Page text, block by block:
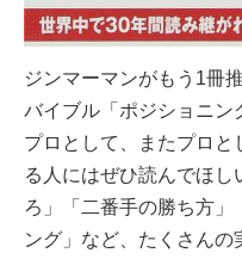
ジンマーマンがもう1冊
バイブル「ポジショニン
プロとして、またプロと
る人にはぜひ読んでほし
ろ」「二番手の勝ち方」
ング」など、たくさんの